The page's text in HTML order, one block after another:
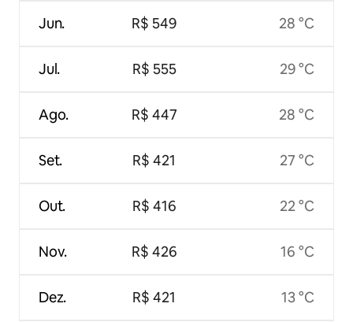
Jun.
Jul.
Ago.
Set.
Out.
Nov.
Dez.
R$ 549
R$ 555
R$ 447
R$ 421
R$ 416
R$ 426
R$ 421
28 °C
29 °C
28 °C
27 °C
22 °C
16 °C
13 °C